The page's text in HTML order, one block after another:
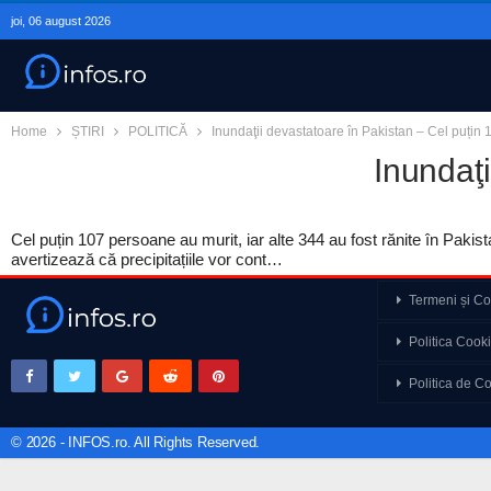
joi, 06 august 2026
Home ȘTIRI POLITICĂ Inundaţii devastatoare în Pakistan – Cel puțin
Cel puțin 107 persoane au murit, iar alte 344 au fost rănite în
avertizează că precipitațiile vor cont…
Termeni și
Politica
Politica de
Leaders Special
Războiul din
© 2026 - INFOS.ro. All Rights Reserved.